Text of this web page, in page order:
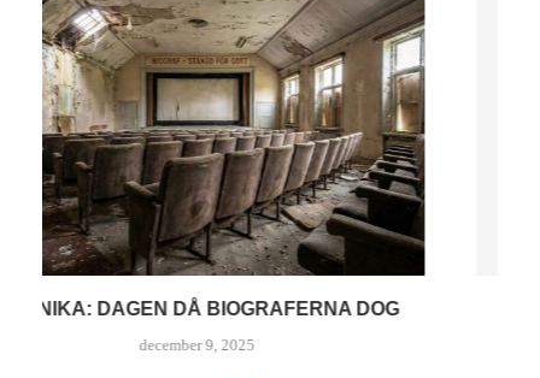
RECENSION: VI DÖR I NATT
oktober 21, 2025